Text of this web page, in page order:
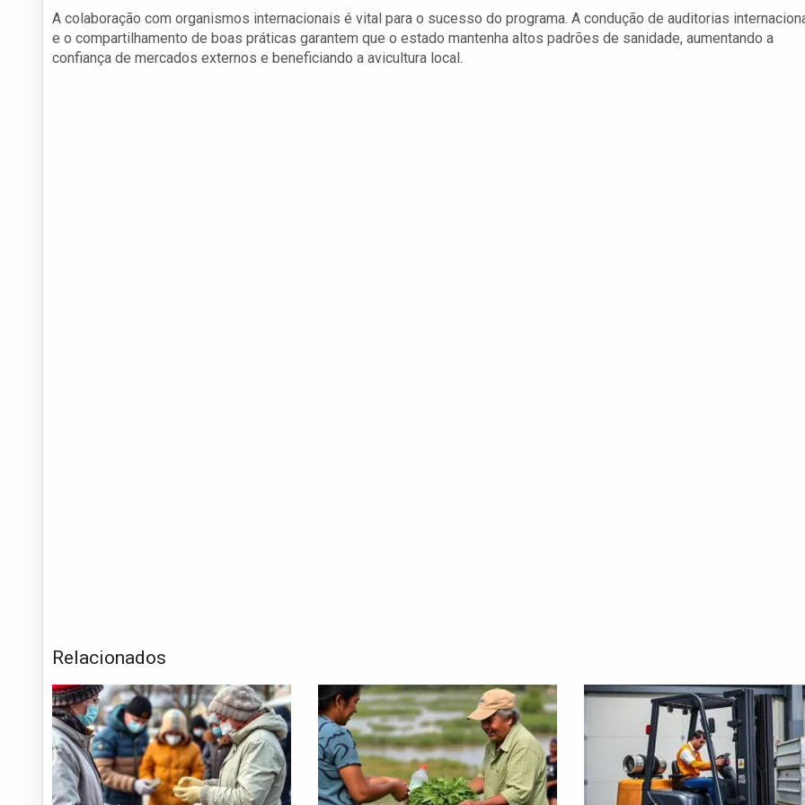
A colaboração com organismos internacionais é vital para o sucesso do programa. A condução de auditorias
e o compartilhamento de boas práticas garantem que o estado mantenha altos padrões de sanidade, aumentando a
confiança de mercados externos e beneficiando a avicultura local.
Relacionados